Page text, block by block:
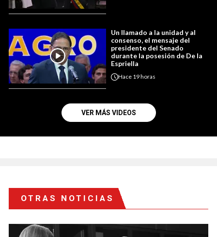
Un llamado a la unidad y al
consenso, el mensaje del
presidente del Senado
durante la posesión de De la
Espriella
Hace 19 horas
VER MÁS VIDEOS
OTRAS NOTICIAS